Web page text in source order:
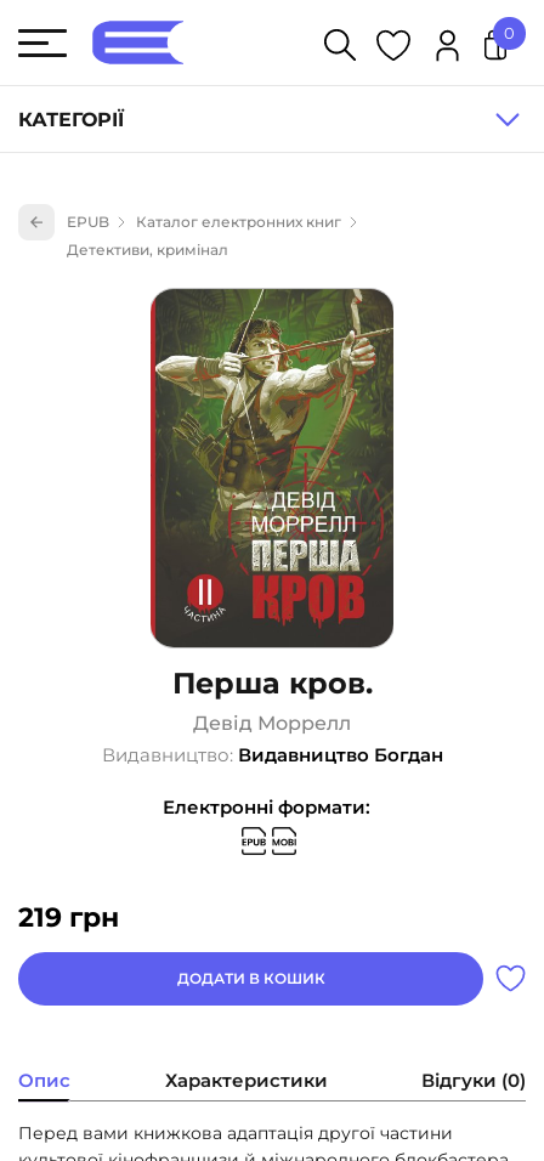
КАТЕГОРІЇ
Книги для дітей (836)
Науково-популярна література (1015)
Навчальна література та посібники (527)
Енциклопедії, довідники, словники (55)
Подарункові сертифікати (1)
0
EPUB
Каталог електронних книг
Детективи, кримінал
Перша кров.
Девід Моррелл
Видавництво: Видавництво Богдан
Електронні формати:
219 грн
ДОДАТИ В КОШИК
Опис Характеристики Відгуки (0)
Перед вами книжкова адаптація другої частини